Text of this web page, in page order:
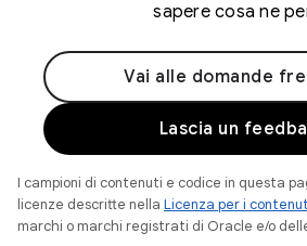
sapere cosa ne
Vai alle domande
Lascia un
I campioni di contenuti e codice in questa
licenze descritte nella Licenza per i
marchi o marchi registrati di Oracle e/o